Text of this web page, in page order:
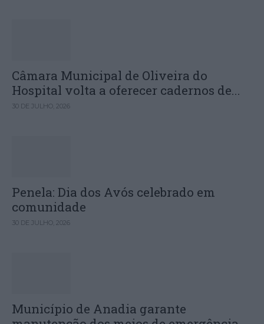
Câmara Municipal de Oliveira do
Hospital volta a oferecer cadernos de...
30 DE JULHO, 2026
Penela: Dia dos Avós celebrado em
comunidade
30 DE JULHO, 2026
Município de Anadia garante